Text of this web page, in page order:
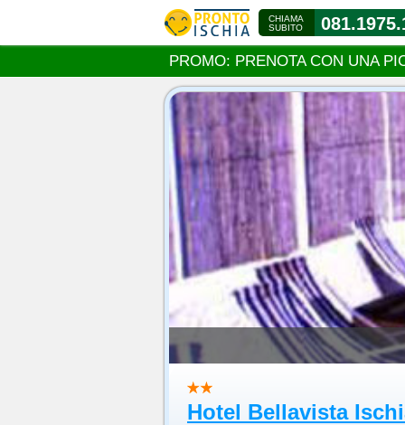
Hotel Bellavista
CHIAMA
SUBITO
PROMO: PRENOTA CON UNA